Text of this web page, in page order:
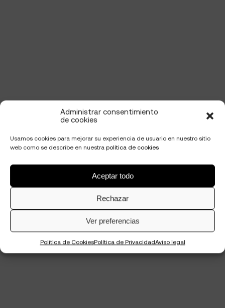
Administrar consentimiento
de cookies
Usamos cookies para mejorar su experiencia de usuario en nuestro sitio
web como se describe en nuestra política de cookies
Aceptar todo
Rechazar
Ver preferencias
Política de CookiesPolítica de PrivacidadAviso legal